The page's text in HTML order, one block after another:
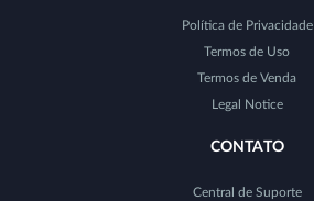
Política de Privacidade
Termos de Uso
Termos de Venda
Legal Notice
CONTATO
Central de Suporte